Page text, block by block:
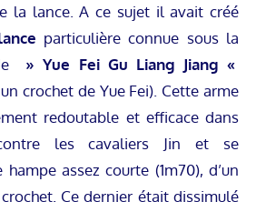
la lance. A ce sujet il avait créé
particulière connue sous la
» Yue Fei Gu Liang Jiang «
crochet de Yue Fei). Cette arme
redoutable et efficace dans
les cavaliers Jin et se
hampe assez courte (1m70), d’un
Ce dernier était dissimulé